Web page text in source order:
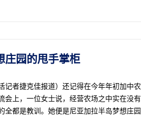
庄园的甩手掌柜
记者捷克佳报道）还记得在今年年初加中
会上，一位女士说，经营农场之中实在没
全都是教训。她便是尼亚加拉半岛梦想庄